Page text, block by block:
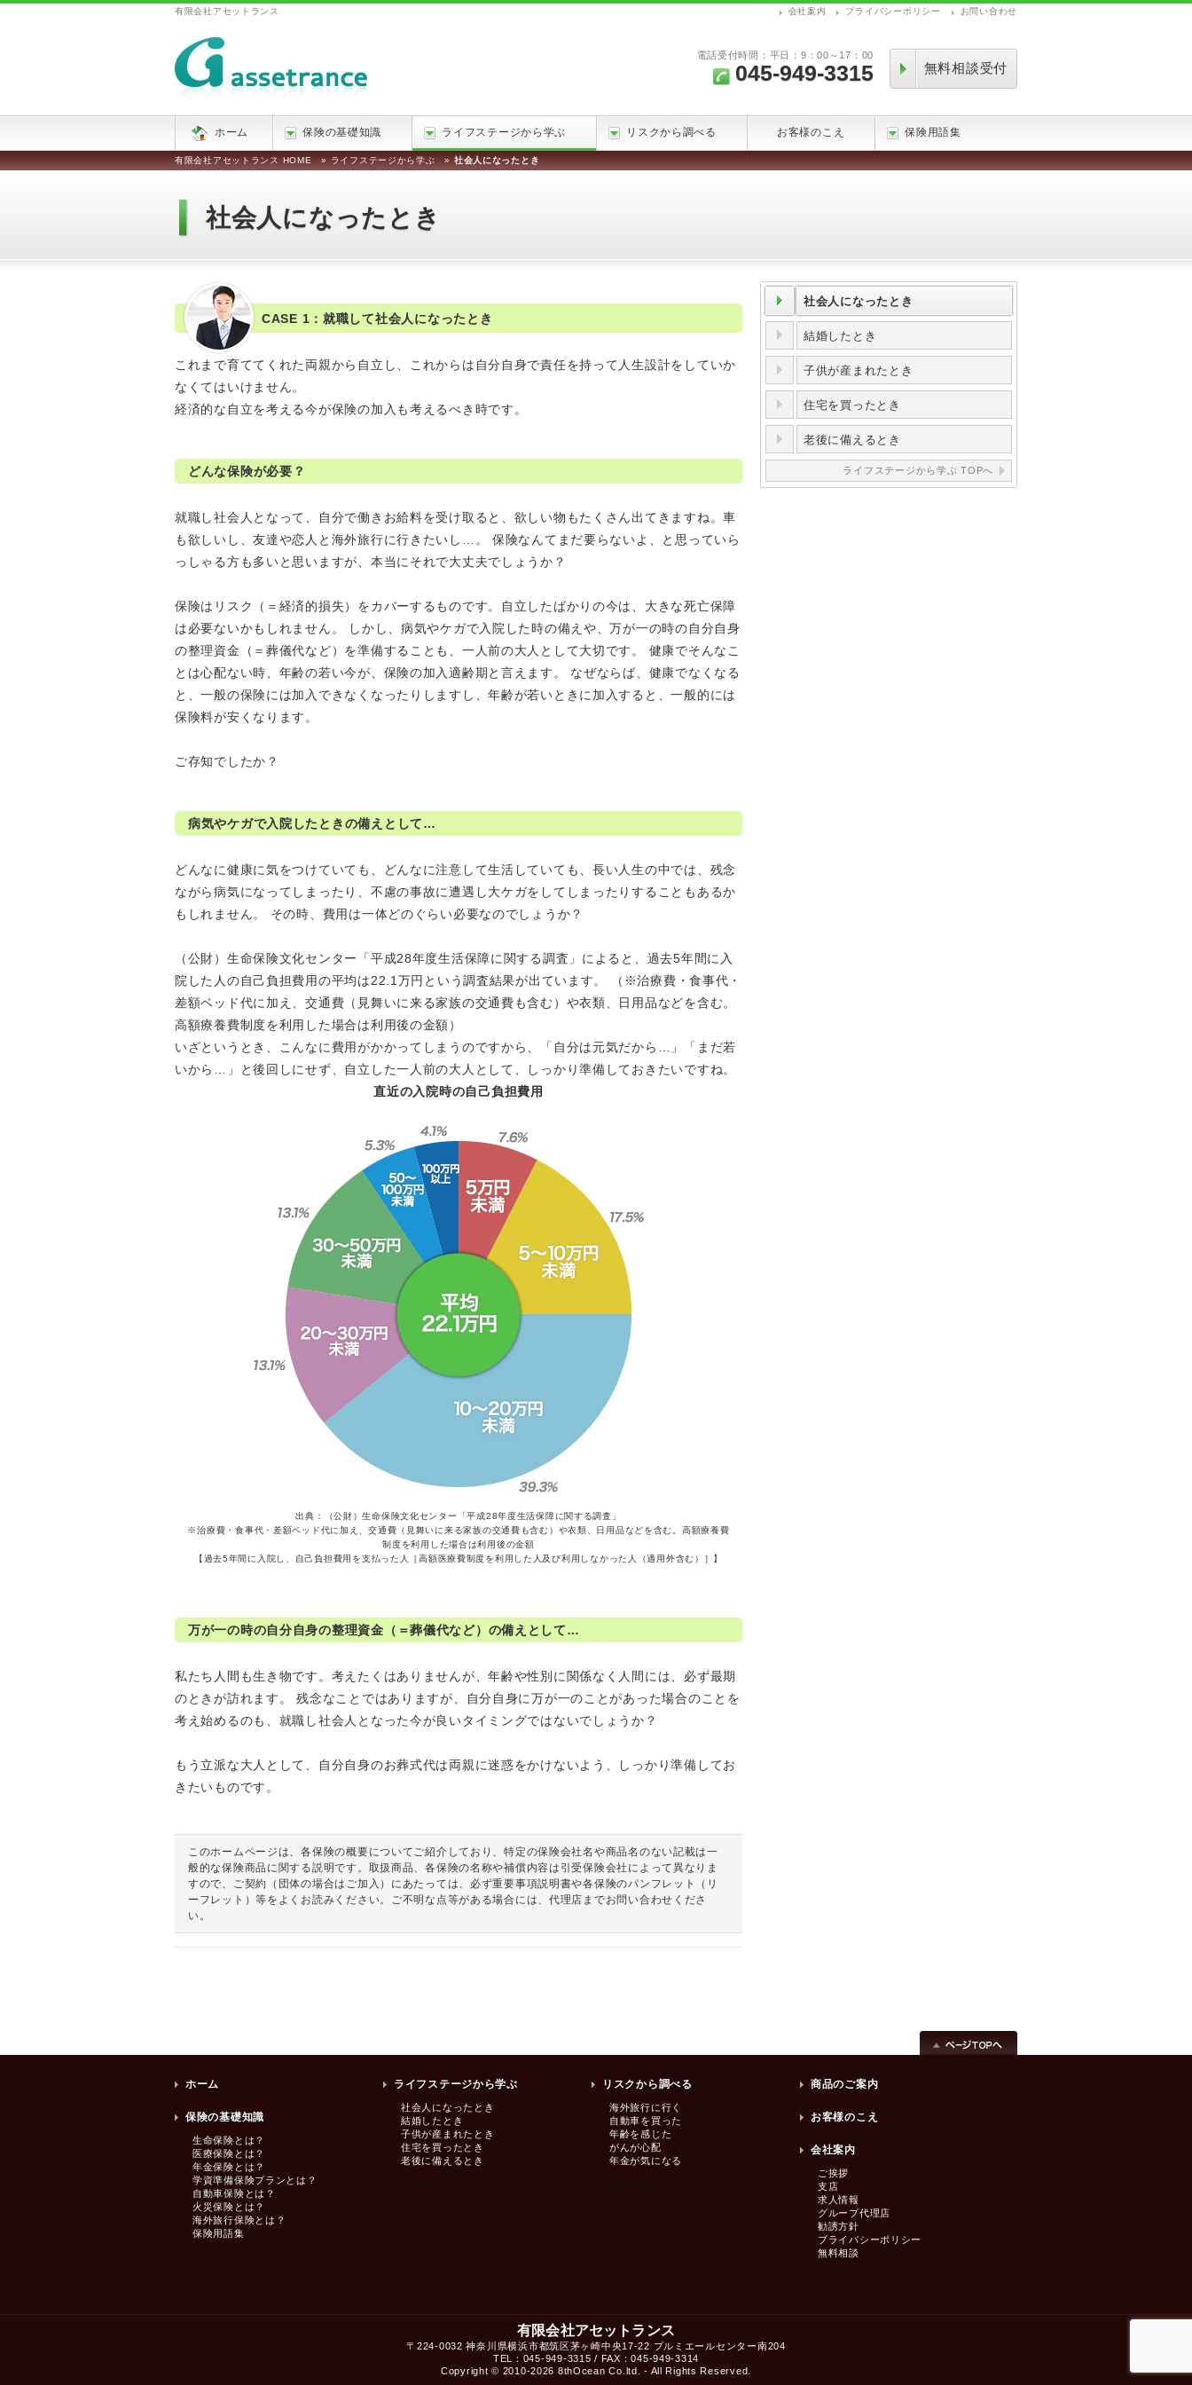
有限会社アセットランス
ホーム 保険の基礎知識 ライフステージから学ぶ リスクから調べる お客様のこえ 保険用語集
会社案内 プライバシーポリシー お問い合わせ
電話受付時間：平日：9：00～17：00
045-949-3315 無料相談受付
有限会社アセットランス HOME » ライフステージから学ぶ » 社会人になったとき
社会人になったとき
CASE 1：就職して社会人になったとき
これまで育ててくれた両親から自立し、これからは自分自身で責任を持って人生設計をしていか
なくてはいけません。
経済的な自立を考える今が保険の加入も考えるべき時です。
どんな保険が必要？
就職し社会人となって、自分で働きお給料を受け取ると、欲しい物もたくさん出てきますね。車
も欲しいし、友達や恋人と海外旅行に行きたいし…。 保険なんてまだ要らないよ、と思っていら
っしゃる方も多いと思いますが、本当にそれで大丈夫でしょうか？
保険はリスク（＝経済的損失）をカバーするものです。自立したばかりの今は、大きな死亡保障
は必要ないかもしれません。 しかし、病気やケガで入院した時の備えや、万が一の時の自分自身
の整理資金（＝葬儀代など）を準備することも、一人前の大人として大切です。 健康でそんなこ
とは心配ない時、年齢の若い今が、保険の加入適齢期と言えます。 なぜならば、健康でなくなる
と、一般の保険には加入できなくなったりしますし、年齢が若いときに加入すると、一般的には
保険料が安くなります。
ご存知でしたか？
病気やケガで入院したときの備えとして…
どんなに健康に気をつけていても、どんなに注意して生活していても、長い人生の中では、残念
ながら病気になってしまったり、不慮の事故に遭遇し大ケガをしてしまったりすることもあるか
もしれません。 その時、費用は一体どのぐらい必要なのでしょうか？
（公財）生命保険文化センター「平成28年度生活保障に関する調査」によると、過去5年間に入
院した人の自己負担費用の平均は22.1万円という調査結果が出ています。 （※治療費・食事代・
差額ベッド代に加え、交通費（見舞いに来る家族の交通費も含む）や衣類、日用品などを含む。
高額療養費制度を利用した場合は利用後の金額）
いざというとき、こんなに費用がかかってしまうのですから、「自分は元気だから…」「まだ若
いから…」と後回しにせず、自立した一人前の大人として、しっかり準備しておきたいですね。
直近の入院時の自己負担費用
出典：（公財）生命保険文化センター「平成28年度生活保障に関する調査」
※治療費・食事代・差額ベッド代に加え、交通費（見舞いに来る家族の交通費も含む）や衣類、日用品などを含む。高額療養費
制度を利用した場合は利用後の金額
【過去5年間に入院し、自己負担費用を支払った人［高額医療費制度を利用した人及び利用しなかった人（適用外含む）］】
万が一の時の自分自身の整理資金（＝葬儀代など）の備えとして…
私たち人間も生き物です。考えたくはありませんが、年齢や性別に関係なく人間には、必ず最期
のときが訪れます。 残念なことではありますが、自分自身に万が一のことがあった場合のことを
考え始めるのも、就職し社会人となった今が良いタイミングではないでしょうか？
もう立派な大人として、自分自身のお葬式代は両親に迷惑をかけないよう、しっかり準備してお
きたいものです。
このホームページは、各保険の概要についてご紹介しており、特定の保険会社名や商品名のない記載は一
般的な保険商品に関する説明です。取扱商品、各保険の名称や補償内容は引受保険会社によって異なりま
すので、ご契約（団体の場合はご加入）にあたっては、必ず重要事項説明書や各保険のパンフレット（リ
ーフレット）等をよくお読みください。ご不明な点等がある場合には、代理店までお問い合わせくださ
い。
社会人になったとき
結婚したとき
子供が産まれたとき
住宅を買ったとき
老後に備えるとき
ライフステージから学ぶ TOPへ
ホーム
保険の基礎知識
生命保険とは？
医療保険とは？
年金保険とは？
学資準備保険プランとは？
自動車保険とは？
火災保険とは？
海外旅行保険とは？
保険用語集
ライフステージから学ぶ
社会人になったとき
結婚したとき
子供が産まれたとき
住宅を買ったとき
老後に備えるとき
リスクから調べる
海外旅行に行く
自動車を買った
年齢を感じた
がんが心配
年金が気になる
商品のご案内
お客様のこえ
会社案内
ご挨拶
支店
求人情報
グループ代理店
勧誘方針
プライバシーポリシー
無料相談
有限会社アセットランス
〒224-0032 神奈川県横浜市都筑区茅ヶ崎中央17-22 プルミエールセンター南204
TEL：045-949-3315 / FAX：045-949-3314
Copyright © 2010-2026 8thOcean Co.ltd. - All Rights Reserved.